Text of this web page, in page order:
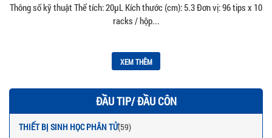
ĐẦU TIP/ ĐẦU CÔN
THIẾT BỊ SINH HỌC PHÂN TỬ(59)
Thông số kỹ thuật Thể tích: 20µL Kích thước (cm): 5.3 Đơn vị: 96 tips x 10
racks / hộp...
XEM THÊM